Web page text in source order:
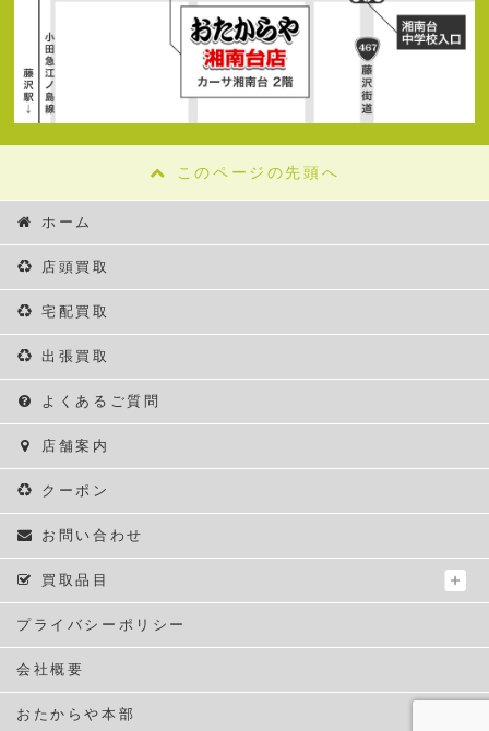
このページの先頭へ
ホーム
店頭買取
宅配買取
出張買取
よくあるご質問
店舗案内
クーポン
お問い合わせ
買取品目
プライバシーポリシー
会社概要
おたからや本部